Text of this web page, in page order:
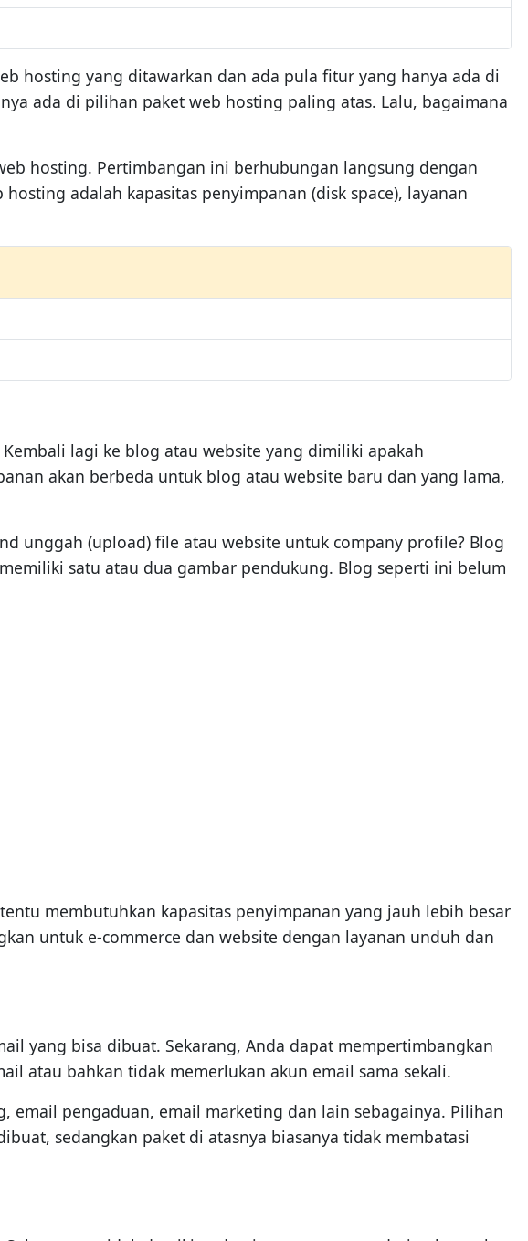
hosting yang ditawarkan dan ada pula fitur yang hanya ada di
ada di pilihan paket web hosting paling atas. Lalu, bagaimana
hosting. Pertimbangan ini berhubungan langsung dengan
adalah kapasitas penyimpanan (disk space), layanan
lagi ke blog atau website yang dimiliki apakah
akan berbeda untuk blog atau website baru dan yang lama,
unggah (upload) file atau website untuk company profile? Blog
satu atau dua gambar pendukung. Blog seperti ini belum
membutuhkan kapasitas penyimpanan yang jauh lebih besar
untuk e-commerce dan website dengan layanan unduh dan
yang bisa dibuat. Sekarang, Anda dapat mempertimbangkan
atau bahkan tidak memerlukan akun email sama sekali.
email pengaduan, email marketing dan lain sebagainya. Pilihan
sedangkan paket di atasnya biasanya tidak membatasi